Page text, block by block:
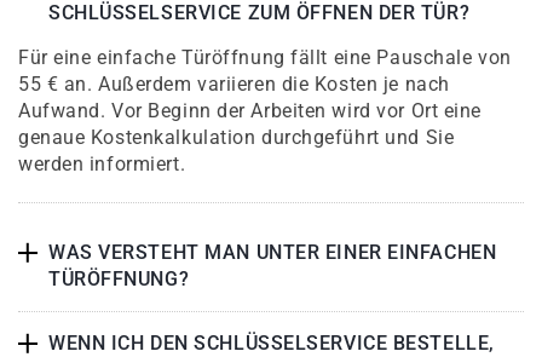
SCHLÜSSELSERVICE ZUM ÖFFNEN DER TÜR?
Für eine einfache Türöffnung fällt eine Pauschale von
55 € an. Außerdem variieren die Kosten je nach
Aufwand. Vor Beginn der Arbeiten wird vor Ort eine
genaue Kostenkalkulation durchgeführt und Sie
werden informiert.
WAS VERSTEHT MAN UNTER EINER EINFACHEN
TÜRÖFFNUNG?
WENN ICH DEN SCHLÜSSELSERVICE BESTELLE,